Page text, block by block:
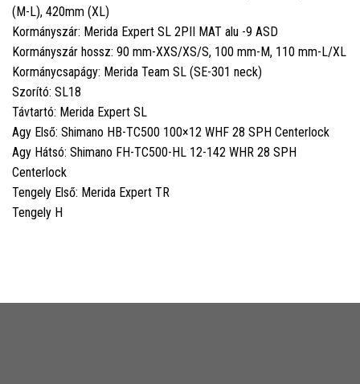
(M-L), 420mm (XL)
Kormányszár: Merida Expert SL 2PII MAT alu -9 ASD
Kormányszár hossz: 90 mm-XXS/XS/S, 100 mm-M, 110 mm-L/XL
Kormánycsapágy: Merida Team SL (SE-301 neck)
Szorító: SL18
Távtartó: Merida Expert SL
Agy Első: Shimano HB-TC500 100×12 WHF 28 SPH Centerlock
Agy Hátsó: Shimano FH-TC500-HL 12-142 WHR 28 SPH
Centerlock
Tengely Első: Merida Expert TR
Tengely H